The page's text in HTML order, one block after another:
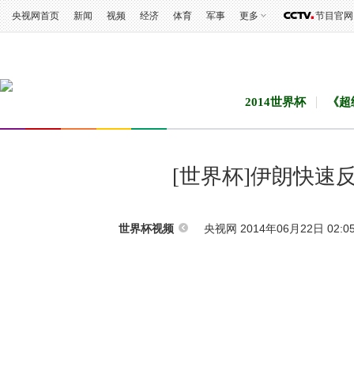
央视网首页 新闻 视频 经济 体育 军事 更多 节目官网
2014世界杯 《
[世界杯]伊朗快速
世界杯视频 央视网 2014年06月22日